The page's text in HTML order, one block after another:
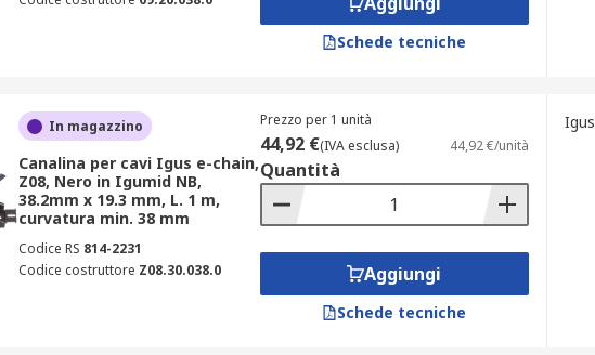
Schede tecniche
In magazzino
Canalina per cavi Igus e-chain,
Z08, Nero in Igumid NB,
38.2mm x 19.3 mm, L. 1 m,
curvatura min. 38 mm
Codice RS 814-2231
Codice costruttore Z08.30.038.0
Prezzo per 1 unità
44,92 €(IVA esclusa) 44,92 €/unità
Quantità
Aggiungi
Schede tecniche
Igus